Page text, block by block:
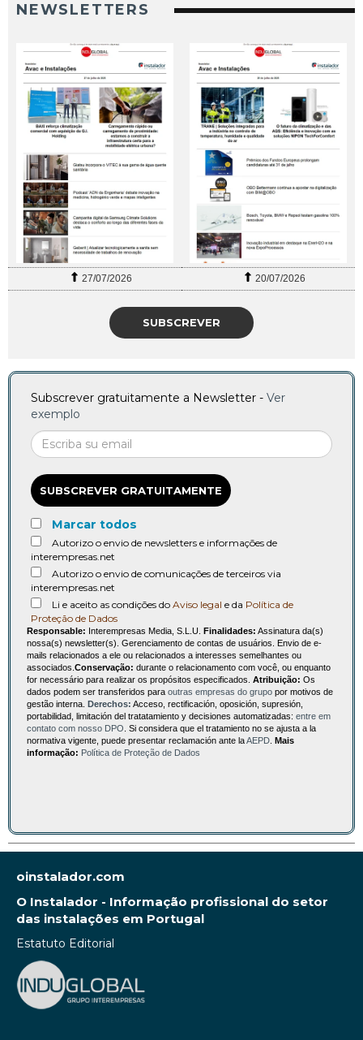
NEWSLETTERS
27/07/2026 20/07/2026
SUBSCREVER
Subscrever gratuitamente a Newsletter - Ver
exemplo
SUBSCREVER GRATUITAMENTE
Marcar todos
Autorizo o envio de newsletters e informações de
interempresas.net
Autorizo o envio de comunicações de terceiros via
interempresas.net
Li e aceito as condições do Aviso legal e da Política de
Proteção de Dados
Responsable: Interempresas Media, S.L.U. Finalidades: Assinatura da(s)
nossa(s) newsletter(s). Gerenciamento de contas de usuários. Envio de e-
mails relacionados a ele ou relacionados a interesses semelhantes ou
associados. Conservação: durante o relacionamento com você, ou enquanto
for necessário para realizar os propósitos especificados. Atribuição: Os
dados podem ser transferidos para outras empresas do grupo por motivos de
gestão interna. Derechos: Acceso, rectificación, oposición, supresión,
portabilidad, limitación del tratatamiento y decisiones automatizadas: entre em
contato com nosso DPO . Si considera que el tratamiento no se ajusta a la
normativa vigente, puede presentar reclamación ante laAEPD Mais
informação: Política de Proteção de Dados
oinstalador.com
O Instalador - Informação profissional do setor
das instalações em Portugal
Estatuto Editorial